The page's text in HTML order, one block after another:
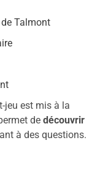
de Talmont
jeu est mis à la
de découvrir
à des questions.